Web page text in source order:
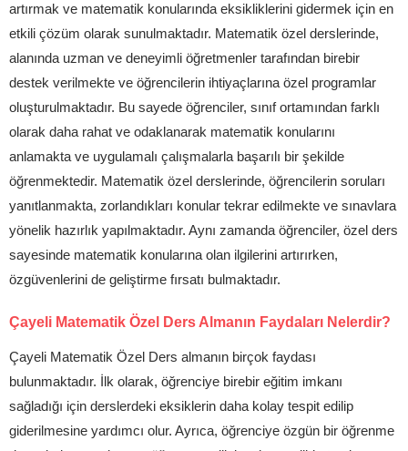
artırmak ve matematik konularında eksikliklerini gidermek için en
etkili çözüm olarak sunulmaktadır. Matematik özel derslerinde,
alanında uzman ve deneyimli öğretmenler tarafından birebir
destek verilmekte ve öğrencilerin ihtiyaçlarına özel programlar
oluşturulmaktadır. Bu sayede öğrenciler, sınıf ortamından farklı
olarak daha rahat ve odaklanarak matematik konularını
anlamakta ve uygulamalı çalışmalarla başarılı bir şekilde
öğrenmektedir. Matematik özel derslerinde, öğrencilerin soruları
yanıtlanmakta, zorlandıkları konular tekrar edilmekte ve sınavlara
yönelik hazırlık yapılmaktadır. Aynı zamanda öğrenciler, özel ders
sayesinde matematik konularına olan ilgilerini artırırken,
özgüvenlerini de geliştirme fırsatı bulmaktadır.
Çayeli Matematik Özel Ders Almanın Faydaları Nelerdir?
Çayeli Matematik Özel Ders almanın birçok faydası
bulunmaktadır. İlk olarak, öğrenciye birebir eğitim imkanı
sağladığı için derslerdeki eksiklerin daha kolay tespit edilip
giderilmesine yardımcı olur. Ayrıca, öğrenciye özgün bir öğrenme